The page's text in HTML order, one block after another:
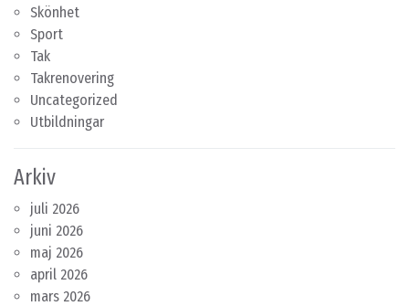
Skönhet
Sport
Tak
Takrenovering
Uncategorized
Utbildningar
Arkiv
juli 2026
juni 2026
maj 2026
april 2026
mars 2026